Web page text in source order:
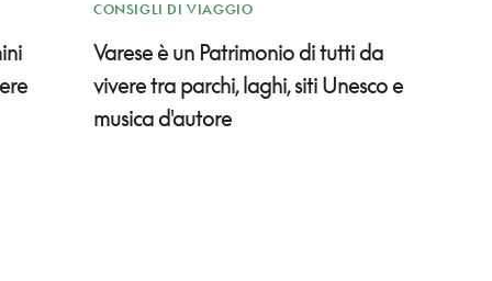
CONSIGLI DI VIAGGIO
Varese è un Patrimonio di tutti da
vivere tra parchi, laghi, siti Unesco e
musica d'autore